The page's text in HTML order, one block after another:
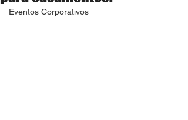
Eventos Corporativos